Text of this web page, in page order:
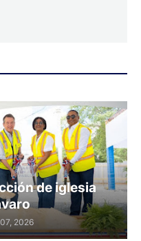
de iglesia
2026